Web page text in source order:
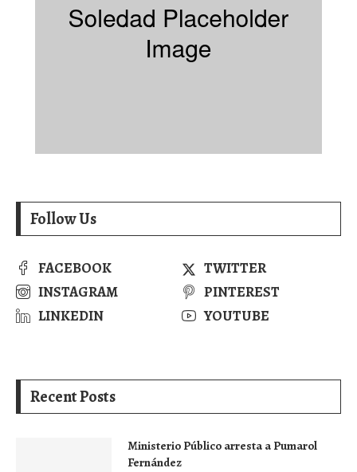
Follow Us
FACEBOOK
TWITTER
INSTAGRAM
PINTEREST
LINKEDIN
YOUTUBE
Recent Posts
Ministerio Público arresta a Pumarol
Fernández